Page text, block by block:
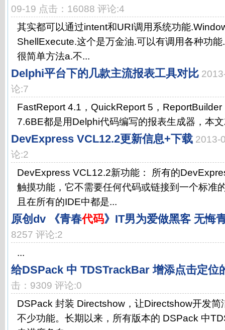
09-19 点击：16088 评论:4
其实都可以通过intent和URI调用系统功能
ShellExecute.这个是万金油.可以有调用各种功
很简单方法a.不...
Delphi平台下的几款主流报表工具对比
论:7
FastReport 4.1，QuickReport 5，
7.6BE都是用Delphi代码编写的报表生成器，本
DevExpress VCL12.2更新信息+下载 2013-
论:2
DevExpress VCL12.2新功能： 所有的
触摸功能，它不需要任何代码或链接到一个标准
且在所有的IDE中都是...
原创dv 《青春代码》IT男为爱做黑客 无悔
8257 评论:2
...
给DSPack 中 TDSTrackBar 增添点击定位
击：9309 评论:0
DSPack 封装 Directshow，让Directshow开发简
不少功能。长期以来，所有版本的 DSPack 中